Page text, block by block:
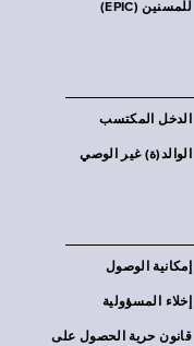
للمسنين (EPIC)
الدخل المكتسب
الوالد(ة) غير الوصي
إمكانية الوصول
إخلاء المسؤولية
قانون حرية الحصول على